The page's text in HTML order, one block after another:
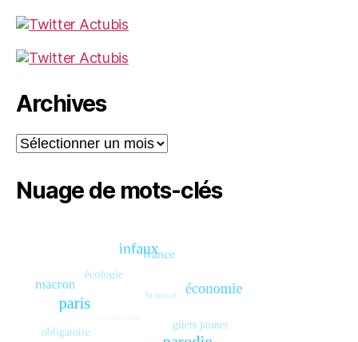
Archives
Archives
Nuage de mots-clés